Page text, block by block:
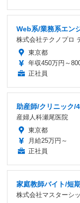
Web系/業務系エン
株式会社テクノプロ
東京都
年収450万円～
正社員
助産師/クリニック/
産婦人科瀬尾医院
東京都
月給25万円～
正社員
家庭教師バイト/短
株式会社マスターシ